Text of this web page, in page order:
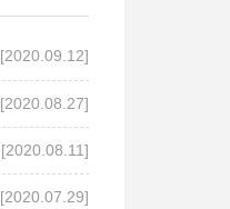
[2020.09.12]
[2020.08.27]
[2020.08.11]
[2020.07.29]